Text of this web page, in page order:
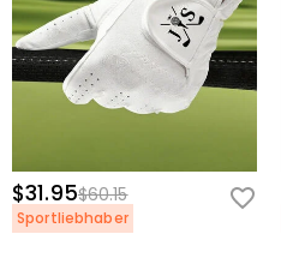
$31.95$60.15
Sportliebhaber